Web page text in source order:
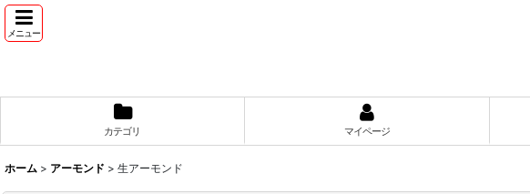
メニュー
カテゴリ マイページ
ホーム > アーモンド > 生アーモンド